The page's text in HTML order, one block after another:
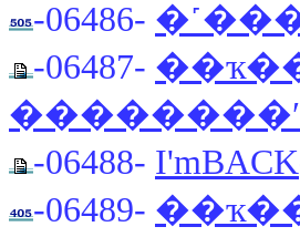
-06486-
-06487-
-06488- I'mBACK
-06489-